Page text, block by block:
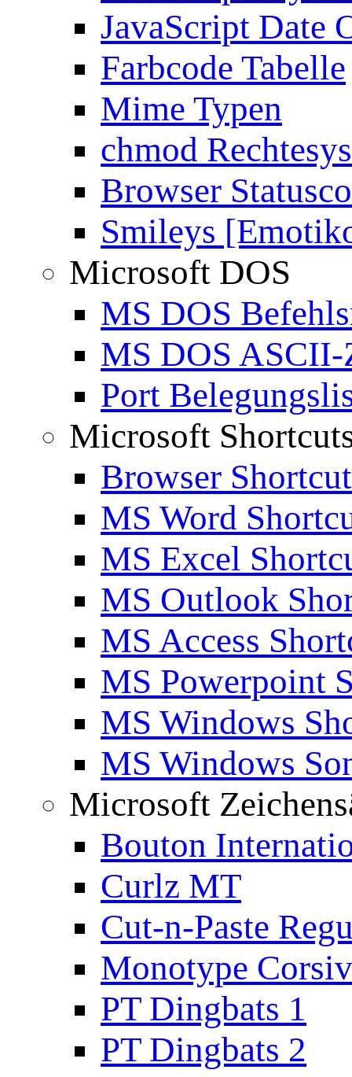
JavaScript Date
Farbcode Tabelle
Mime Typen
chmod
Browser
Smileys
Microsoft DOS
MS DOS
MS DOS ASCII-
Port
Microsoft
Browser
MS Word
MS Excel
MS Outlook
MS Access
MS Powerpoint
MS Windows
MS Windows
Microsoft
Bouton
Curlz MT
Cut-n-Paste
Monotype
PT Dingbats 1
PT Dingbats 2